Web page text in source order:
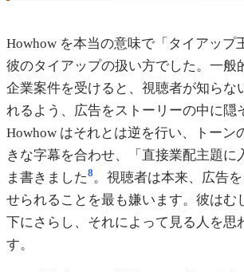
Howhow を本当の意味で「タイアップ
彼のタイアップの扱い方でした。一般
企業案件を受けると、視聴者が知らな
れるよう、広告をストーリーの中に隠
Howhow はそれとは逆を行い、トーン
きな字幕を合わせ、「直接業配主題に
ま書きました8 。視聴者は本来、広告
せられることを最も嫌います。彼はむ
下にさらし、それによって見る人を思
す。